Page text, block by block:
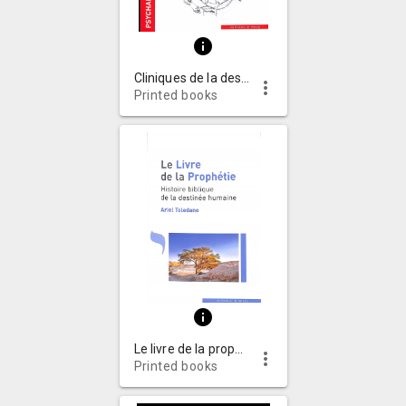
info
Printed books
more_vert
info
Printed books
more_vert